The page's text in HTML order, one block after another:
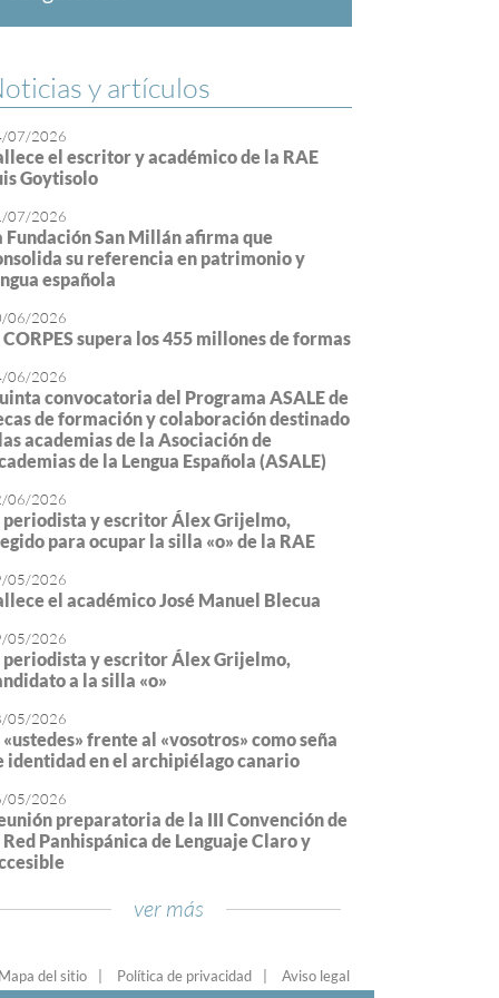
y artículos
07/2026
el escritor y académico de la RAE
Goytisolo
07/2026
Fundación San Millán afirma que
su referencia en patrimonio y
española
06/2026
CORPES supera los 455 millones de formas
06/2026
convocatoria del Programa ASALE de
de formación y colaboración destinado
academias de la Asociación de
de la Lengua Española (ASALE)
06/2026
periodista y escritor Álex Grijelmo,
para ocupar la silla «o» de la RAE
05/2026
el académico José Manuel Blecua
05/2026
periodista y escritor Álex Grijelmo,
a la silla «o»
05/2026
«ustedes» frente al «vosotros» como seña
identidad en el archipiélago canario
05/2026
preparatoria de la III Convención de
Red Panhispánica de Lenguaje Claro y
ver más
Mapa del sitio Política de privacidad Aviso legal